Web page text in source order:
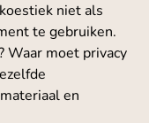
niet als
te gebruiken.
Waar moet privacy
en